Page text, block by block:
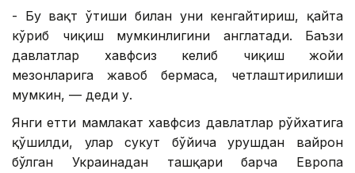
- Бу вақт ўтиши билан уни кенгайтириш, қайта
кўриб чиқиш мумкинлигини англатади. Баъзи
давлатлар хавфсиз келиб чиқиш жойи
мезонларига жавоб бермаса, четлаштирилиши
мумкин, — деди у.
Янги етти мамлакат хавфсиз давлатлар рўйхатига
қўшилди, улар сукут бўйича урушдан вайрон
бўлган Украинадан ташқари барча Европа